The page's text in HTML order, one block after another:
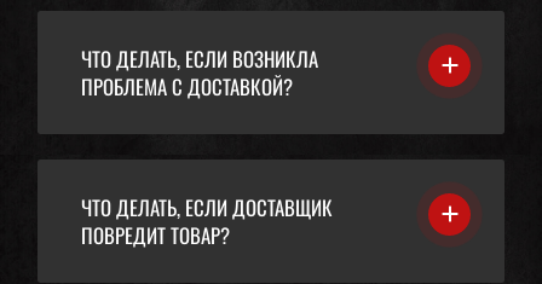
ЧТО ДЕЛАТЬ, ЕСЛИ ВОЗНИКЛА
ПРОБЛЕМА С ДОСТАВКОЙ?
ЧТО ДЕЛАТЬ, ЕСЛИ ДОСТАВЩИК
ПОВРЕДИТ ТОВАР?